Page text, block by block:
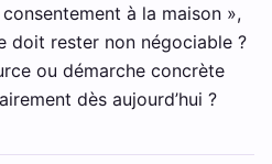
à la maison »,
doit rester non négociable ?
ou démarche concrète
dès aujourd’hui ?